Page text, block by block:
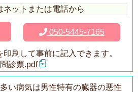
ネットまたは電話から
050-5445-7165
刷して事前に記入できます。
問診票.pdf
い病気は男性特有の臓器の悪性